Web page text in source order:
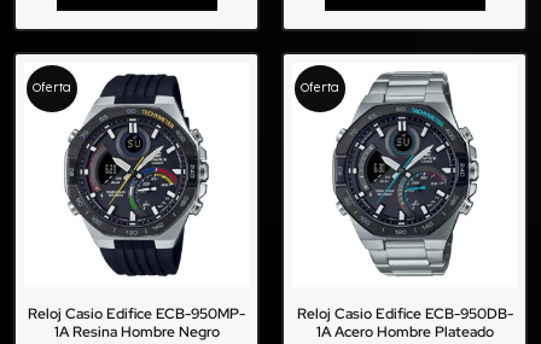
Oferta
Reloj Casio Edifice ECB-950MP-
1A Resina Hombre Negro
Oferta
Reloj Casio Edifice ECB-950DB-
1A Acero Hombre Plateado